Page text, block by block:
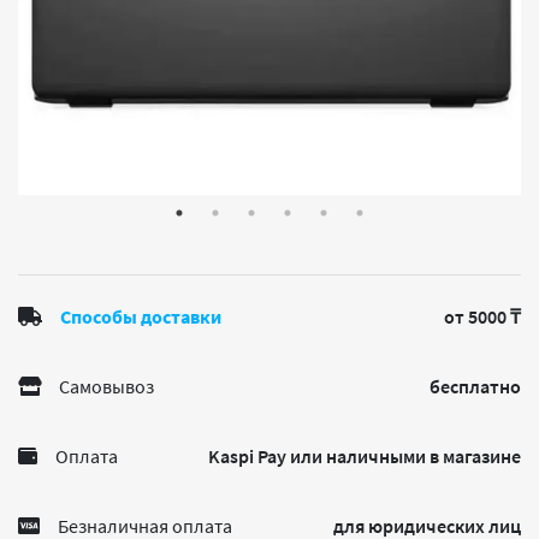
Способы доставки от 5000 ₸
Самовывоз бесплатно
Оплата Kaspi Pay или наличными в магазине
Безналичная оплата для юридических лиц